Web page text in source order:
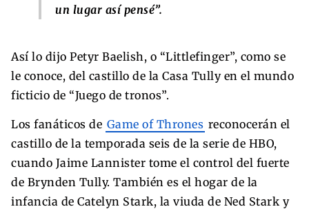
un lugar así pensé”.
Así lo dijo Petyr Baelish, o “Littlefinger”, como se
le conoce, del castillo de la Casa Tully en el mundo
ficticio de “Juego de tronos”.
Los fanáticos de Game of Thrones reconocerán el
castillo de la temporada seis de la serie de HBO,
cuando Jaime Lannister tome el control del fuerte
de Brynden Tully. También es el hogar de la
infancia de Catelyn Stark, la viuda de Ned Stark y